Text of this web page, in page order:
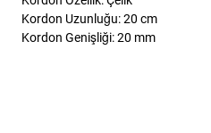
Kordon Uzunluğu: 20 cm
Kordon Genişliği: 20 mm